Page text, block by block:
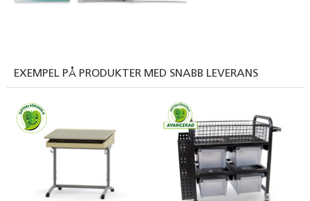
EXEMPEL PÅ PRODUKTER MED SNABB LEVERANS